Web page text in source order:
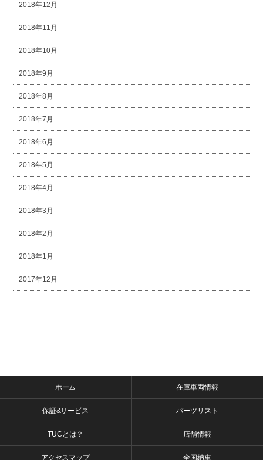
2018年12月
2018年11月
2018年10月
2018年9月
2018年8月
2018年7月
2018年6月
2018年5月
2018年4月
2018年3月
2018年2月
2018年1月
2017年12月
ホーム 在庫車両情報
保証&サービス パーツリスト
TUCとは？ 店舗情報
アクセスマップ 全国納車